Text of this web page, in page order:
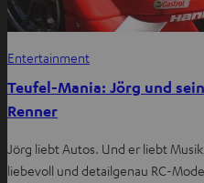
Entertainment
Teufel-Mania: Jörg und
Renner
Jörg liebt Autos. Und er liebt
liebevoll und detailgenau RC-